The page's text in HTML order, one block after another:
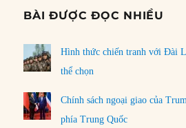
BÀI ĐƯỢC ĐỌC NHIỀU
Hình thức chiến tranh với Đài
thể chọn
Chính sách ngoại giao của
phía Trung Quốc